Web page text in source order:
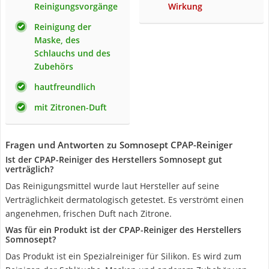
Reinigungsvorgänge
Reinigung der
Maske, des
Schlauchs und des
Zubehörs
hautfreundlich
mit Zitronen-Duft
Wirkung
Fragen und Antworten zu Somnosept CPAP-Reiniger
Ist der CPAP-Reiniger des Herstellers Somnosept gut
verträglich?
Das Reinigungsmittel wurde laut Hersteller auf seine
Verträglichkeit dermatologisch getestet. Es verströmt einen
angenehmen, frischen Duft nach Zitrone.
Was für ein Produkt ist der CPAP-Reiniger des Herstellers
Somnosept?
Das Produkt ist ein Spezialreiniger für Silikon. Es wird zum